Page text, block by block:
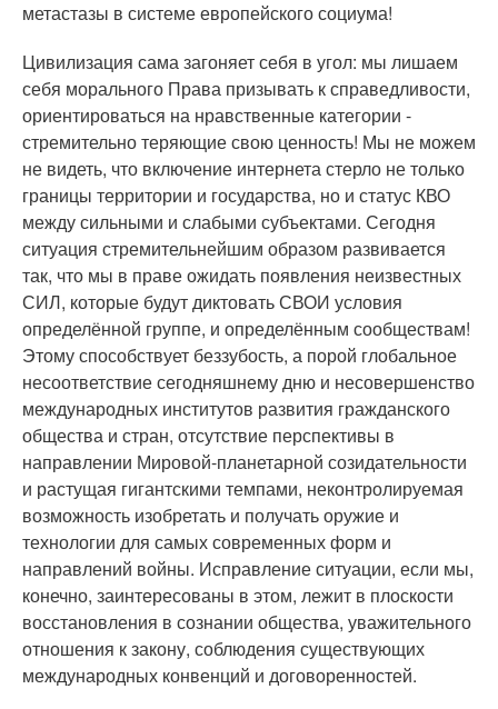
метастазы в системе европейского социума!
Цивилизация сама загоняет себя в угол: мы лишаем
себя морального Права призывать к справедливости,
ориентироваться на нравственные категории -
стремительно теряющие свою ценность! Мы не можем
не видеть, что включение интернета стерло не только
границы территории и государства, но и статус КВО
между сильными и слабыми субъектами. Сегодня
ситуация стремительнейшим образом развивается
так, что мы в праве ожидать появления неизвестных
СИЛ, которые будут диктовать СВОИ условия
определённой группе, и определённым сообществам!
Этому способствует беззубость, а порой глобальное
несоответствие сегодняшнему дню и несовершенство
международных институтов развития гражданского
общества и стран, отсутствие перспективы в
направлении Мировой-планетарной созидательности
и растущая гигантскими темпами, неконтролируемая
возможность изобретать и получать оружие и
технологии для самых современных форм и
направлений войны. Исправление ситуации, если мы,
конечно, заинтересованы в этом, лежит в плоскости
восстановления в сознании общества, уважительного
отношения к закону, соблюдения существующих
международных конвенций и договоренностей.